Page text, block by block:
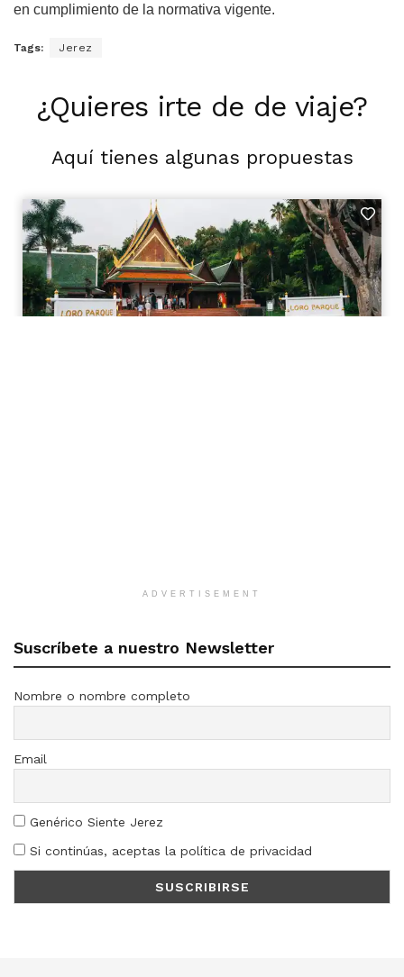
en cumplimiento de la normativa vigente.
Tags: Jerez
¿Quieres irte de de viaje?
Aquí tienes algunas propuestas
ADVERTISEMENT
Suscríbete a nuestro Newsletter
Nombre o nombre completo
Email
Genérico Siente Jerez
Si continúas, aceptas la política de privacidad